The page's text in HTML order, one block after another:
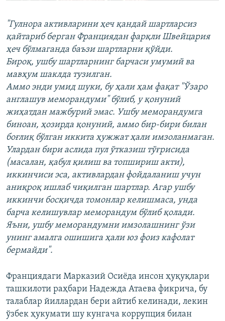
"Гулнора активларини ҳеч қандай шартларсиз
қайтариб берган Франциядан фарқли Швейцария
ҳеч бўлмаганда баъзи шартларни қўйди.
Бироқ, ушбу шартларнинг барчаси умумий ва
мавҳум шаклда тузилган.
Аммо энди умид шуки, бу ҳали ҳам фақат "Ўзаро
англашув меморандуми" бўлиб, у қонуний
жиҳатдан мажбурий эмас. Ушбу меморандумга
биноан, ҳозирда қонуний, аммо бир-бири билан
боғлиқ бўлган иккита ҳужжат ҳали имзоланмаган.
Улардан бири аслида пул ўтказиш тўғрисида
(масалан, қабул қилиш ва топшириш акти),
иккинчиси эса, активлардан фойдаланиш учун
аниқроқ ишлаб чиқилган шартлар. Агар ушбу
иккинчи босқичда томонлар келишмаса, унда
барча келишувлар меморандум бўлиб қолади.
Яъни, ушбу меморандумни имзолашнинг ўзи
унинг амалга ошишига ҳали юз фоиз кафолат
бермайди".
Франциядаги Марказий Осиёда инсон ҳуқуқлари
ташкилоти раҳбари Надежда Атаева фикрича, бу
талаблар йиллардан бери айтиб келинади, лекин
ўзбек ҳукумати шу кунгача коррупция билан